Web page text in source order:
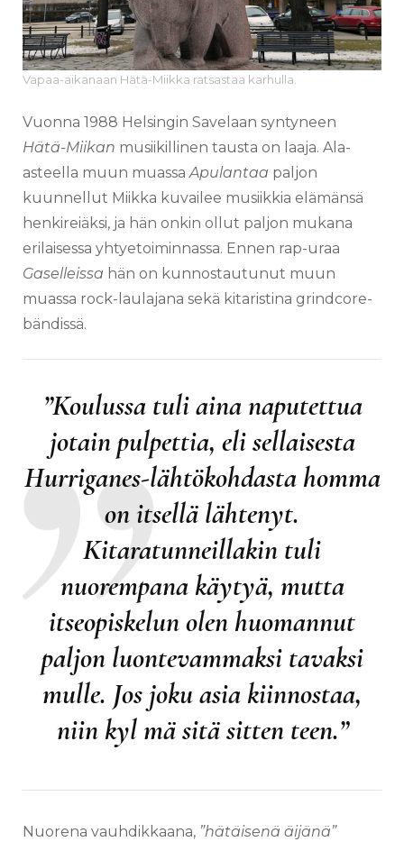
Vapaa-aikanaan Hätä-Miikka ratsastaa karhulla.
Vuonna 1988 Helsingin Savelaan syntyneen
Hätä-Miikan musiikillinen tausta on laaja. Ala-
asteella muun muassaApulantaa paljon
kuunnellut Miikka kuvailee musiikkia elämänsä
henkireiäksi, ja hän onkin ollut paljon mukana
erilaisessa yhtyetoiminnassa. Ennen rap-uraa
Gaselleissa hän on kunnostautunut muun
muassa rock-laulajana sekä kitaristina grindcore-
bändissä.
”Koulussa tuli aina naputettua
jotain pulpettia, eli sellaisesta
Hurriganes-lähtökohdasta homma
on itsellä lähtenyt.
Kitaratunneillakin tuli
nuorempana käytyä, mutta
itseopiskelun olen huomannut
paljon luontevammaksi tavaksi
mulle. Jos joku asia kiinnostaa,
niin kyl mä sitä sitten teen.”
Nuorena vauhdikkaana, ”hätäisenä äijänä”